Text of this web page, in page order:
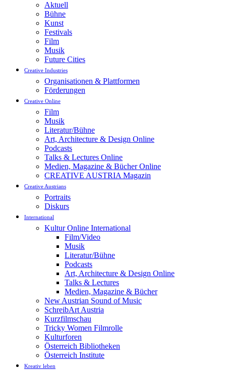
Aktuell
Bühne
Kunst
Festivals
Film
Musik
Future Cities
Creative Industries
Organisationen & Plattformen
Förderungen
Creative Online
Film
Musik
Literatur/Bühne
Art, Architecture & Design Online
Podcasts
Talks & Lectures Online
Medien, Magazine & Bücher Online
CREATIVE AUSTRIA Magazin
Creative Austrians
Portraits
Diskurs
International
Kultur Online International
Film/Video
Musik
Literatur/Bühne
Podcasts
Art, Architecture & Design Online
Talks & Lectures
Medien, Magazine & Bücher
New Austrian Sound of Music
SchreibArt Austria
Kurzfilmschau
Tricky Women Filmrolle
Kulturforen
Österreich Bibliotheken
Österreich Institute
Kreativ leben